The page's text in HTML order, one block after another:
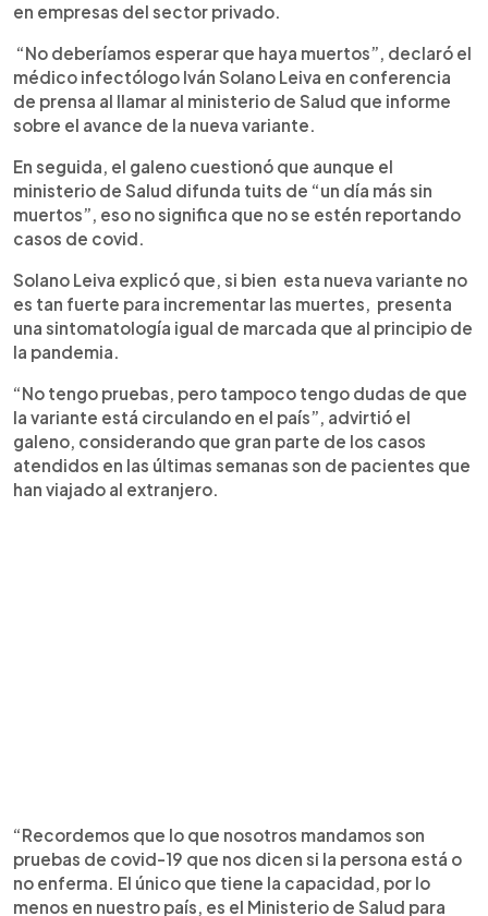
en empresas del sector privado.
“No deberíamos esperar que haya muertos”, declaró el
médico infectólogo Iván Solano Leiva en conferencia
de prensa al llamar al ministerio de Salud que informe
sobre el avance de la nueva variante.
En seguida, el galeno cuestionó que aunque el
ministerio de Salud difunda tuits de “un día más sin
muertos”, eso no significa que no se estén reportando
casos de covid.
Solano Leiva explicó que, si bien esta nueva variante no
es tan fuerte para incrementar las muertes, presenta
una sintomatología igual de marcada que al principio de
la pandemia.
“No tengo pruebas, pero tampoco tengo dudas de que
la variante está circulando en el país”, advirtió el
galeno, considerando que gran parte de los casos
atendidos en las últimas semanas son de pacientes que
han viajado al extranjero.
“Recordemos que lo que nosotros mandamos son
pruebas de covid-19 que nos dicen si la persona está o
no enferma. El único que tiene la capacidad, por lo
menos en nuestro país, es el Ministerio de Salud para